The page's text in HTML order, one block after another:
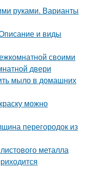
руками. Варианты
и виды
своими
двери
мыло в домашних
можно
перегородок из
металла